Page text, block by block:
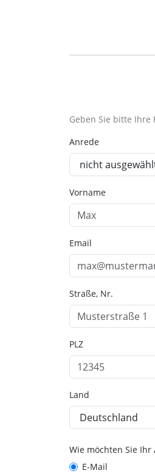
Geben Sie bitte
Anrede
Vorname
Email
Straße, Nr.
PLZ
Land
Wie möchten Sie
E-Mail